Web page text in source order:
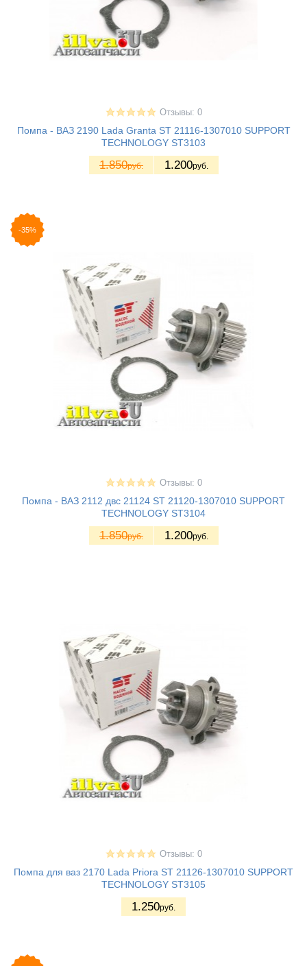
Отзывы: 0
Помпа - ВАЗ 2190 Lada Granta ST 21116-1307010 SUPPORT
TECHNOLOGY ST3103
1.850руб. 1.200руб.
-35%
Отзывы: 0
Помпа - ВАЗ 2112 двс 21124 ST 21120-1307010 SUPPORT
TECHNOLOGY ST3104
1.850руб. 1.200руб.
Отзывы: 0
Помпа для ваз 2170 Lada Priora ST 21126-1307010 SUPPORT
TECHNOLOGY ST3105
1.250руб.